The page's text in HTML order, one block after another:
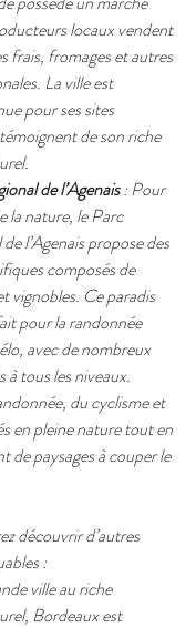
locaux vendent
frais, fromages et autres
La ville est
pour ses sites
de son riche
de l’Agenais : Pour
la nature, le Parc
l’Agenais propose des
composés de
vignobles. Ce paradis
pour la randonnée
avec de nombreux
à tous les niveaux.
du cyclisme et
en pleine nature tout en
de paysages à couper le
découvrir d’autres
:
ville au riche
Bordeaux est